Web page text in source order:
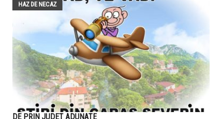
HAZ DE NECAZ
DE PRIN JUDET ADUNATE